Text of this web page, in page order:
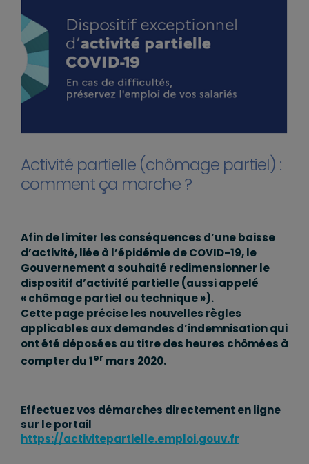
Activité partielle (chômage partiel) :
comment ça marche ?
Afin de limiter les conséquences d’une baisse
d’activité, liée à l’épidémie de COVID-19, le
Gouvernement a souhaité redimensionner le
dispositif d’activité partielle (aussi appelé
« chômage partiel ou technique »).
Cette page précise les nouvelles règles
applicables aux demandes d’indemnisation qui
ont été déposées au titre des heures chômées à
compter du 1er mars 2020.
Effectuez vos démarches directement en ligne
sur le portail
https://activitepartielle.emploi.gouv.fr